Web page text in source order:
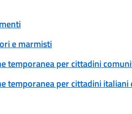
e marmisti
temporanea per cittadini
temporanea per cittadini